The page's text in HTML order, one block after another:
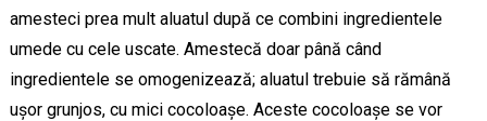
amesteci prea mult aluatul după ce combini ingredientele
umede cu cele uscate. Amestecă doar până când
ingredientele se omogenizează; aluatul trebuie să rămână
ușor grunjos, cu mici cocoloașe. Aceste cocoloașe se vor